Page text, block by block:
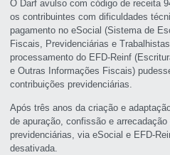
O Darf avulso com código de receita
os contribuintes com dificuldades
pagamento no eSocial (Sistema de
Fiscais, Previdenciárias e
processamento do EFD-Reinf
e Outras Informações Fiscais)
contribuições previdenciárias.
Após três anos da criação e
de apuração, confissão e
previdenciárias, via eSocial e EFD-
desativada.